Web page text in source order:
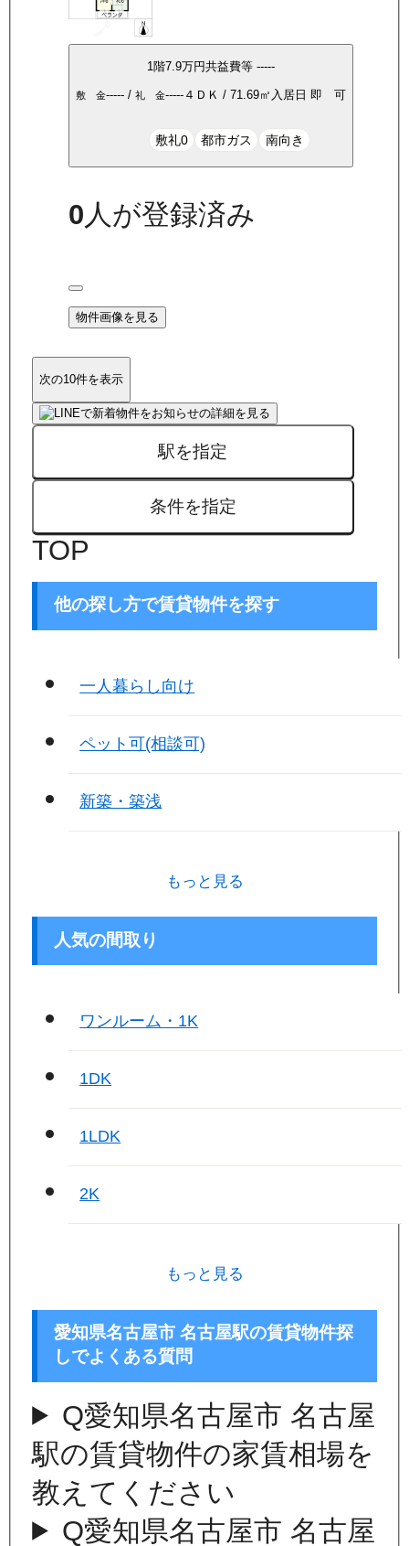
1 階7.9万円共益費等-----
敷 金----- /礼 金----- ４ＤＫ /71.69㎡ 入居日 即 可
敷礼0 都市ガス 南向き
0 人が登録済み
物件画像を見る
次の10件を表示
駅を指定
条件を指定
TOP
他の探し方で賃貸物件を探す
一人暮らし向け
ペット可(相談可)
新築・築浅
もっと見る
人気の間取り
ワンルーム・1K
1DK
1LDK
2K
もっと見る
愛知県名古屋市 名古屋駅の賃貸物件探
しでよくある質問
Q愛知県名古屋市 名古屋
駅の賃貸物件の家賃相場を
教えてください
Q愛知県名古屋市 名古屋